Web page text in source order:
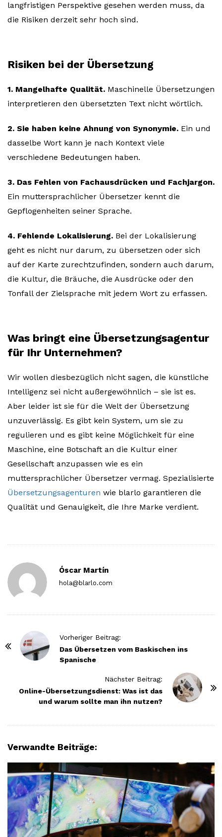
langfristigen Perspektive gesehen werden muss, da
die Risiken derzeit sehr hoch sind.
Risiken bei der Übersetzung
1. Mangelhafte Qualität. Maschinelle Übersetzungen
interpretieren den übersetzten Text nicht wörtlich.
2. Sie haben keine Ahnung von Synonymie. Ein und
dasselbe Wort kann je nach Kontext viele
verschiedene Bedeutungen haben.
3. Das Fehlen von Fachausdrücken und Fachjargon.
Ein muttersprachlicher Übersetzer kennt die
Gepflogenheiten seiner Sprache.
4. Fehlende Lokalisierung. Bei der Lokalisierung
geht es nicht nur darum, zu übersetzen oder sich
auf der Karte zurechtzufinden, sondern auch darum,
die Kultur, die Bräuche, die Ausdrücke oder den
Tonfall der Zielsprache mit jedem Wort zu erfassen.
Was bringt eine Übersetzungsagentur
für Ihr Unternehmen?
Wir wollen diesbezüglich nicht sagen, die künstliche
Intelligenz sei nicht außergewöhnlich – sie ist es.
Aber leider ist sie für die Welt der Übersetzung
unzuverlässig. Es gibt kein System, um sie zu
regulieren und es gibt keine Möglichkeit für eine
Maschine, eine Botschaft an die Kultur einer
Gesellschaft anzupassen wie es ein
muttersprachlicher Übersetzer vermag. Spezialisierte
Übersetzungsagenturen wie blarlo garantieren die
Qualität und Genauigkeit, die Ihre Marke verdient.
Óscar Martín
hola@blarlo.com
Vorheriger Beitrag:
Das Übersetzen vom Baskischen ins
Spanische
Nächster Beitrag:
Online-Übersetzungsdienst: Was ist das
und warum sollte man ihn nutzen?
Verwandte Beiträge: